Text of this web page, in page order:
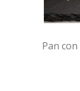
Pan